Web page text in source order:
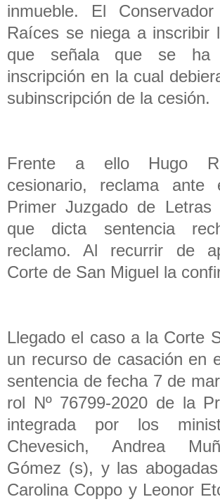
inmueble. El
Raíces se niega a inscribir
que señala que se ha
inscripción en la cual
subinscripción de la cesión.
Frente a ello Hugo
cesionario, reclama
Primer Juzgado de
que dicta sentencia
reclamo. Al recurrir de
Corte de San Miguel la
Llegado el caso a la Corte
un recurso de casación en
sentencia de fecha 7 de
rol Nº 76799-2020 de la
integrada por los
Chevesich, Andrea
Gómez (s), y las
Carolina Coppo y Leonor